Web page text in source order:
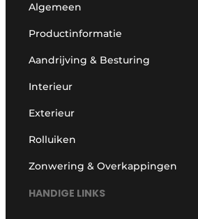
Algemeen
Productinformatie
Aandrijving & Besturing
Interieur
Exterieur
Rolluiken
Zonwering & Overkappingen
HANDIGE LINKS